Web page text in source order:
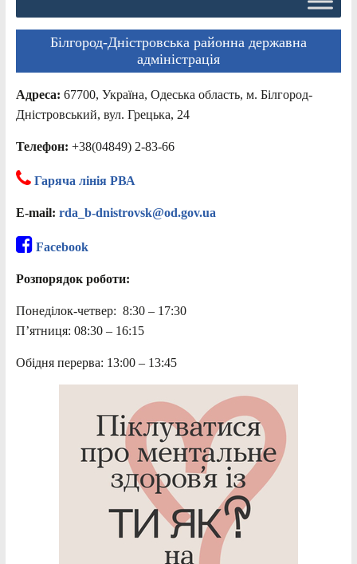
Білгород-Дністровська районна державна
адміністрація
Адреса: 67700, Україна, Одеська область, м. Білгород-
Дністровський, вул. Грецька, 24
Телефон: +38(04849) 2-83-66
Гаряча лінія РВА
E-mail: rda_b-dnistrovsk@od.gov.ua
Facebook
Розпорядок роботи:
Понеділок-четвер: 8:30 – 17:30
П’ятниця: 08:30 – 16:15
Обідня перерва: 13:00 – 13:45